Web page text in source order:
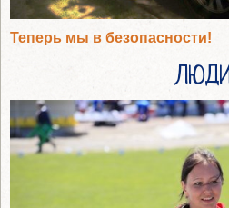
Теперь мы в безопасности!